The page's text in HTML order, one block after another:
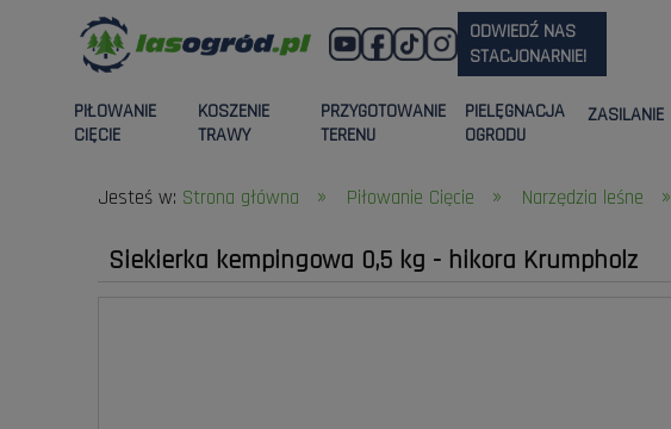
ODWIEDŹ NAS
STACJONARNIE!
PIŁOWANIE
CIĘCIE
KOSZENIE
TRAWY
PRZYGOTOWANIE
TERENU
PIELĘGNACJA
OGRODU
ZASILANIE
Jesteś w: Strona główna » Piłowanie Cięcie » Narzędzia leśne »
Siekierka kempingowa 0,5 kg - hikora Krumpholz